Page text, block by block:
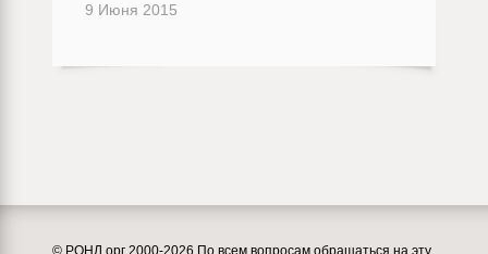
9 Июня 2015
© РОНЛ.орг 2000-2026 По всем вопросам обращаться на эту